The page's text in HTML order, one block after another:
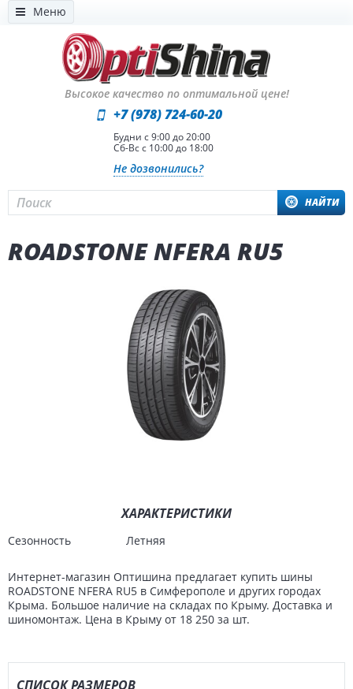
Меню
Высокое качество по оптимальной цене!
НАЙТИ
+7 (978) 724-60-20
Будни с 9:00 до 20:00
Сб-Вс с 10:00 до 18:00
Не дозвонились?
ROADSTONE NFERA RU5
ХАРАКТЕРИСТИКИ
Сезонность Летняя
Интернет-магазин Оптишина предлагает купить шины
ROADSTONE NFERA RU5 в Симферополе и других городах
Крыма. Большое наличие на складах по Крыму. Доставка и
шиномонтаж. Цена в Крыму от 18 250 за шт.
СПИСОК РАЗМЕРОВ